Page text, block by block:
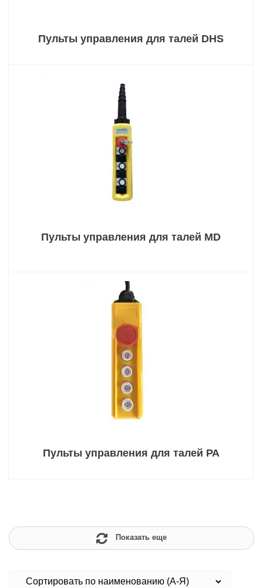
Пульты управления для талей DHS
Пульты управления для талей MD
Пульты управления для талей РА
Показать еще